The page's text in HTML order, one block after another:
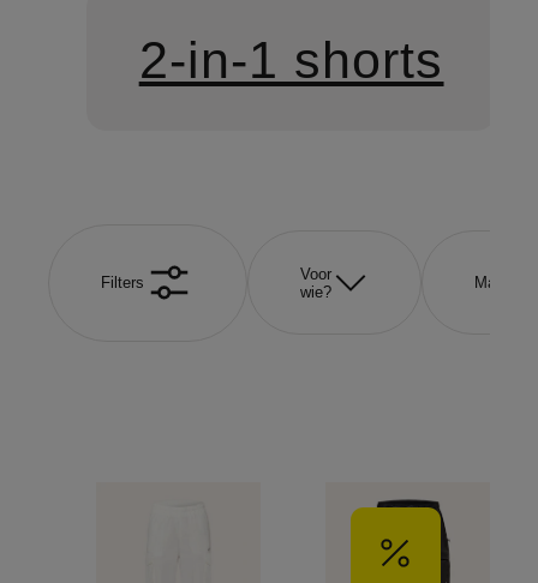
2-in-1 shorts
Filters
Voor
wie?
Maat